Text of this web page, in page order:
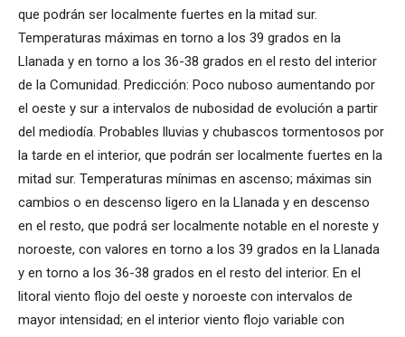
que podrán ser localmente fuertes en la mitad sur.
Temperaturas máximas en torno a los 39 grados en la
Llanada y en torno a los 36-38 grados en el resto del interior
de la Comunidad. Predicción: Poco nuboso aumentando por
el oeste y sur a intervalos de nubosidad de evolución a partir
del mediodía. Probables lluvias y chubascos tormentosos por
la tarde en el interior, que podrán ser localmente fuertes en la
mitad sur. Temperaturas mínimas en ascenso; máximas sin
cambios o en descenso ligero en la Llanada y en descenso
en el resto, que podrá ser localmente notable en el noreste y
noroeste, con valores en torno a los 39 grados en la Llanada
y en torno a los 36-38 grados en el resto del interior. En el
litoral viento flojo del oeste y noroeste con intervalos de
mayor intensidad; en el interior viento flojo variable con